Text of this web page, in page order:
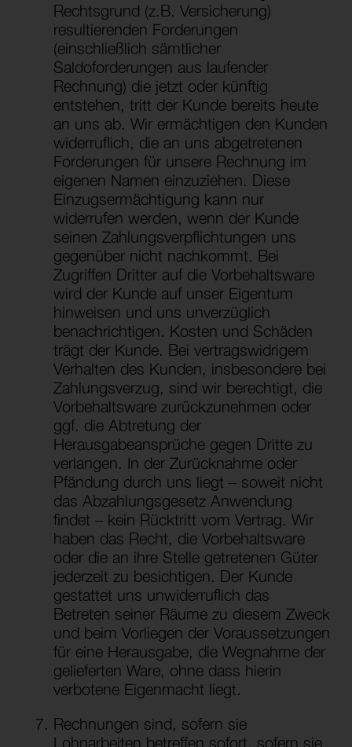
Rechtsgrund (z.B. Versicherung)
resultierenden Forderungen
(einschließlich sämtlicher
Saldoforderungen aus laufender
Rechnung) die jetzt oder künftig
entstehen, tritt der Kunde bereits heute
an uns ab. Wir ermächtigen den Kunden
widerruflich, die an uns abgetretenen
Forderungen für unsere Rechnung im
eigenen Namen einzuziehen. Diese
Einzugsermächtigung kann nur
widerrufen werden, wenn der Kunde
seinen Zahlungsverpflichtungen uns
gegenüber nicht nachkommt. Bei
Zugriffen Dritter auf die Vorbehaltsware
wird der Kunde auf unser Eigentum
hinweisen und uns unverzüglich
benachrichtigen. Kosten und Schäden
trägt der Kunde. Bei vertragswidrigem
Verhalten des Kunden, insbesondere bei
Zahlungsverzug, sind wir berechtigt, die
Vorbehaltsware zurückzunehmen oder
ggf. die Abtretung der
Herausgabeansprüche gegen Dritte zu
verlangen. In der Zurücknahme oder
Pfändung durch uns liegt – soweit nicht
das Abzahlungsgesetz Anwendung
findet – kein Rücktritt vom Vertrag. Wir
haben das Recht, die Vorbehaltsware
oder die an ihre Stelle getretenen Güter
jederzeit zu besichtigen. Der Kunde
gestattet uns unwiderruflich das
Betreten seiner Räume zu diesem Zweck
und beim Vorliegen der Voraussetzungen
für eine Herausgabe, die Wegnahme der
gelieferten Ware, ohne dass hierin
verbotene Eigenmacht liegt.
Rechnungen sind, sofern sie
Lohnarbeiten betreffen sofort, sofern sie